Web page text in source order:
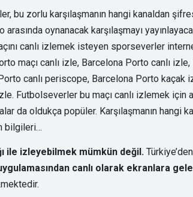
bu zorlu karşılaşmanın hangi kanaldan
oynanacak karşılaşmayı
canlı izlemek isteyen sporseverler
maçı canlı izle, Barcelona Porto canlı
canlı periscope, Barcelona Porto kaçak
Futbolseverler bu maçı canlı izlemek için
da oldukça popüler. Karşılaşmanın hangi
bilgileri…
ile izleyebilmek mümkün değil.
canlı olarak ekranlara